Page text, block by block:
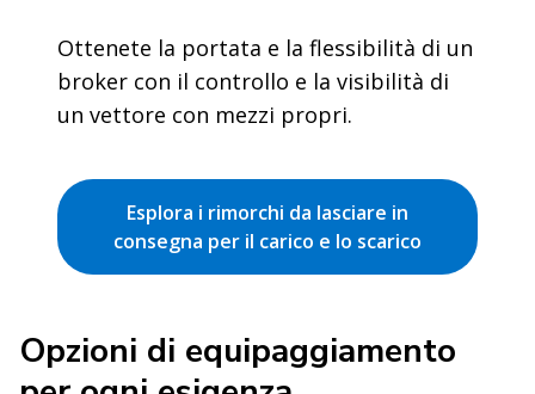
Ottenete la portata e la flessibilità di un
broker con il controllo e la visibilità di
un vettore con mezzi propri.
Esplora i rimorchi da lasciare in
consegna per il carico e lo scarico
Opzioni di equipaggiamento